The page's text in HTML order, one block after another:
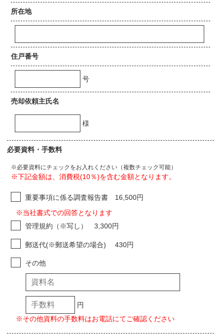
所在地
住戸番号
号
売却依頼主氏名
様
必要資料・手数料
※必要資料にチェックをお入れください（複数チェック可能）
※下記金額は、消費税(10％)を含む金額となります。
重要事項に係る調査報告書 16,500円
※当社書式での回答となります
管理規約（※写し） 3,300円
郵送代(※郵送希望の場合) 430円
その他
円
※その他資料の手数料はお電話にてご確認ください